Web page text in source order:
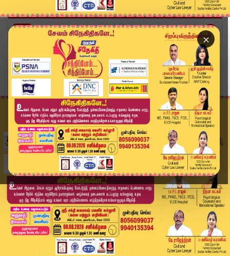
×
Home
வீடியோ ஸ்டோரி
தவெக எம்எல்ஏ மேல்முறையீடு | TVK | CM Vijay | Ku...